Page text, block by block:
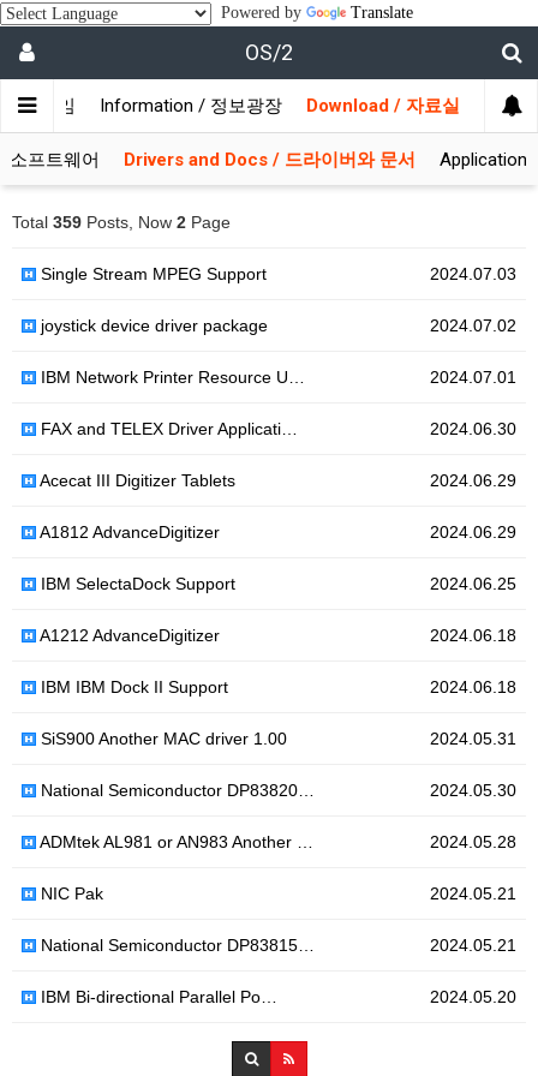
Powered by Translate
OS/2
자모임 Information / 정보광장 Download / 자료실
소프트웨어 Drivers and Docs / 드라이버와 문서
Total 359 Posts, Now 2 Page
2024.07.03
Single Stream MPEG Support
2024.07.02
joystick device driver package
2024.07.01
IBM Network Printer Resource U…
2024.06.30
FAX and TELEX Driver Applicati…
2024.06.29
Acecat III Digitizer Tablets
2024.06.29
A1812 AdvanceDigitizer
2024.06.25
IBM SelectaDock Support
2024.06.18
A1212 AdvanceDigitizer
2024.06.18
IBM IBM Dock II Support
2024.05.31
SiS900 Another MAC driver 1.00
2024.05.30
National Semiconductor DP83820…
2024.05.28
ADMtek AL981 or AN983 Another …
2024.05.21
NIC Pak
2024.05.21
National Semiconductor DP83815…
2024.05.20
IBM Bi-directional Parallel Po…